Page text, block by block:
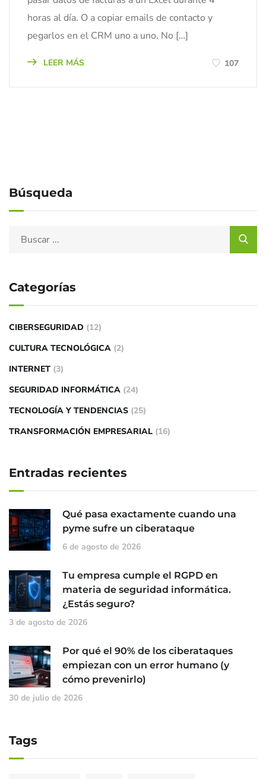
horas al día. O a copiar emails de contacto y
pegarlos en el CRM uno a uno. No […]
LEER MÁS 107
Búsqueda
Categorías
CIBERSEGURIDAD (12)
CULTURA TECNOLÓGICA (2)
INTERNET (3)
SEGURIDAD INFORMÁTICA (24)
TECNOLOGÍA Y TENDENCIAS (25)
TRANSFORMACIÓN EMPRESARIAL (16)
Entradas recientes
Qué pasa exactamente cuando una
pyme sufre un ciberataque
6 de agosto de 2026
Tu empresa cumple el RGPD en
materia de seguridad informática.
¿Estás seguro?
3 de agosto de 2026
Por qué el 90% de los ciberataques
empiezan con un error humano (y
cómo prevenirlo)
30 de julio de 2026
Tags